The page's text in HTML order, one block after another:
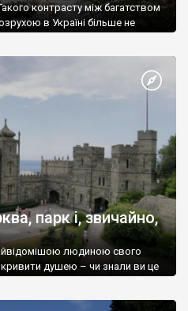
контрасту між багатством
в Україні більше не
парк і, звичайно,
людиною свого
душею – чи знали ви це